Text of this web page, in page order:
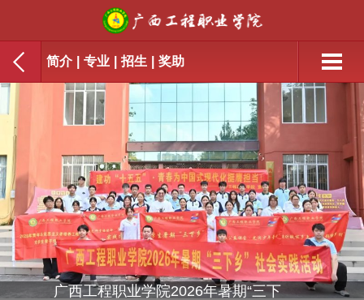
简介 专业 招生 奖助
广西工程职业学院2026年暑期“三下